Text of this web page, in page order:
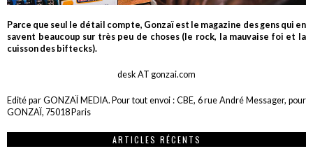
Parce que seul le détail compte, Gonzaï est le magazine des gens qui en
savent beaucoup sur très peu de choses (le rock, la mauvaise foi et la
cuisson des biftecks).
desk AT gonzai.com
Edité par GONZAÏ MEDIA. Pour tout envoi : CBE, 6 rue André Messager, pour
GONZAÏ, 75018 Paris
ARTICLES RÉCENTS